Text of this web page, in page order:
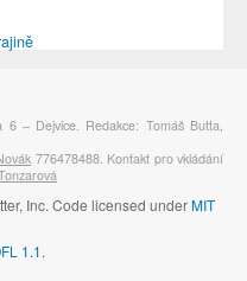
6 – Dejvice. Redakce: Tomáš Butta,
776478488. Kontakt pro vkládání
Inc. Code licensed underMIT
1.1.